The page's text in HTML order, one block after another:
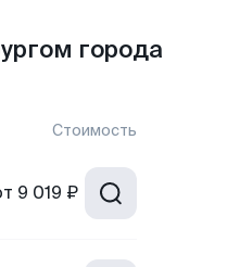
города
Стоимость
9 019 ₽